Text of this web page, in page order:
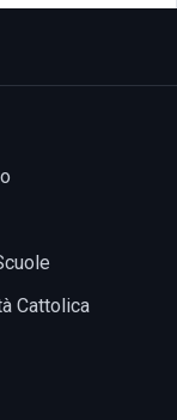
Cattolica